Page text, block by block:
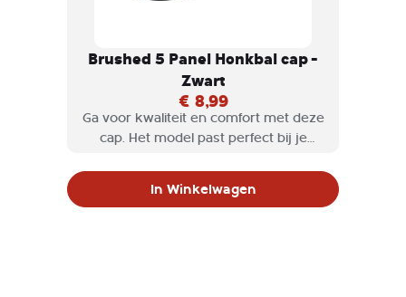
Brushed 5 Panel Honkbal cap -
Zwart
€ 8,99
Ga voor kwaliteit en comfort met deze
cap. Het model past perfect bij je
In Winkelwagen